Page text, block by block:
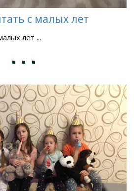
с малых лет
лет ...